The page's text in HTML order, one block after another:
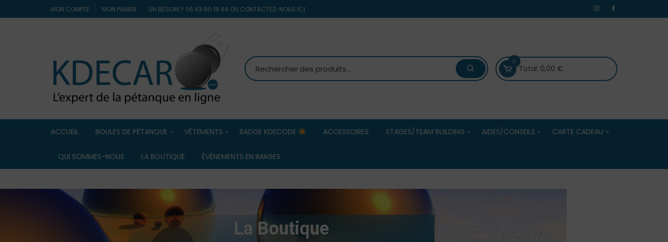
MON COMPTE MON PANIER UN BESOIN ? 06 63 80 18 84 OU CONTACTEZ-NOUS ICI
0
Total: 0,00 €
ACCUEIL BOULES DE PÉTANQUE
Boules de compétition MS PETANQUE
BOULENCIEL
LA BOULE BLEUE
Boules de loisir / Boules
souples
VÊTEMENTS
ELDERA
BADGE KDECODE ACCESSOIRES STAGES/TEAM BUILDING
d’entreprise/ Centres
Stage Pétanque Adultes
AIDES/CONSEILS
pétanque
Bien choisir ses accessoires
CARTE CADEAU
QUI SOMMES-NOUS LA BOUTIQUE ÉVÈNEMENTS EN IMAGES
La Boutique